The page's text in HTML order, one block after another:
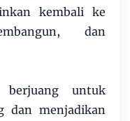
kembali ke
dan
berjuang untuk
dan menjadikan